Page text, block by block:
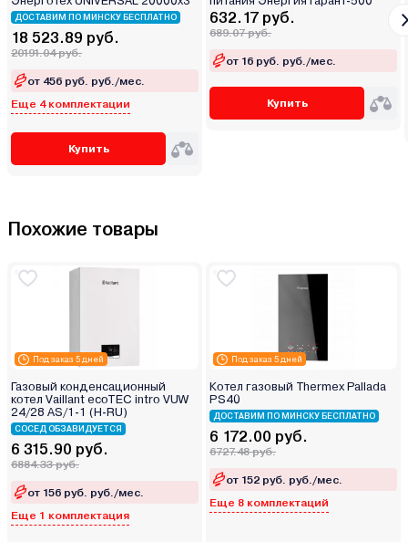
ДОСТАВИМ ПО МИНСКУ БЕСПЛАТНО
18 523.89 руб.
20191.04 руб.
от 456 руб. руб./мес.
Еще 4 комплектации
Купить
632.17 руб.
689.07 руб.
от 16 руб. руб./мес.
Купить
Похожие товары
Под заказ 5 дней
Газовый конденсационный
котел Vaillant ecoTEC intro VUW
24/28 AS/1-1 (H-RU)
СОСЕД ОБЗАВИДУЕТСЯ
6 315.90 руб.
6884.33 руб.
от 156 руб. руб./мес.
Еще 1 комплектация
Под заказ 5 дней
Котел газовый Thermex Pallada
PS40
ДОСТАВИМ ПО МИНСКУ БЕСПЛАТНО
6 172.00 руб.
6727.48 руб.
от 152 руб. руб./мес.
Еще 8 комплектаций